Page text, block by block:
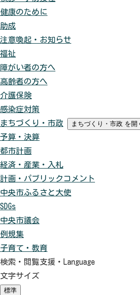
健康のために
助成
注意喚起・お知らせ
福祉
障がい者の方へ
高齢者の方へ
介護保険
感染症対策
まちづくり・市政
まちづくり・市政 を開
予算・決算
都市計画
経済・産業・入札
計画・パブリックコメント
中央市ふるさと大使
SDGs
中央市議会
例規集
子育て・教育
検索・閲覧支援・
Language
文字サイズ
標準